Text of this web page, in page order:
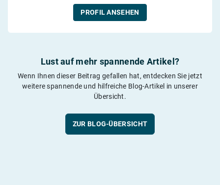
PROFIL ANSEHEN
Lust auf mehr spannende Artikel?
Wenn Ihnen dieser Beitrag gefallen hat, entdecken Sie jetzt
weitere spannende und hilfreiche Blog-Artikel in unserer
Übersicht.
ZUR BLOG-ÜBERSICHT